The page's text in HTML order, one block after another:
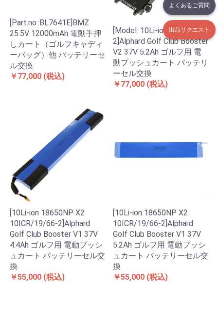
よくあるご質問
出品リクエスト
[Part.no.:BL7641E]BMZ
25.5V 12000mAh 電動手押
しカート（ゴルフキャディ
ーバッグ）他 バッテリーセ
ル交換
￥77,000 (税込)
[Model: 10Li-ion18650NP X
2]Alphard Golf Club Booster
V2 37V 5.2Ah ゴルフ用 電
動プッシュカート バッテリ
ーセル交換
￥77,000 (税込)
[10Li-ion 18650NP X2
10ICR/19/66-2]Alphard
Golf Club Booster V1 37V
4.4Ah ゴルフ用 電動プッシ
ュカート バッテリーセル交
換
￥55,000 (税込)
[10Li-ion 18650NP X2
10ICR/19/66-2]Alphard
Golf Club Booster V1 37V
5.2Ah ゴルフ用 電動プッシ
ュカート バッテリーセル交
換
￥55,000 (税込)